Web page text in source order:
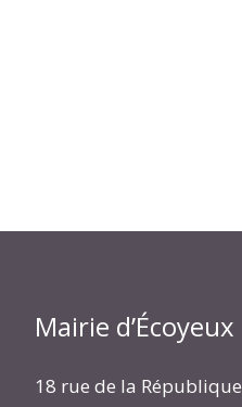
Mairie d’Écoyeux
18 rue de la République